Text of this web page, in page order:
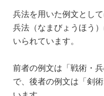
兵法を用いた例文とし
兵法（なまびょうほう
いられています。
前者の例文は「戦術・
で、後者の例文は「剣